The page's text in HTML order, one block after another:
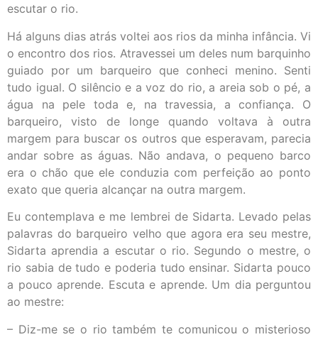
escutar o rio.
Há alguns dias atrás voltei aos rios da minha infância. Vi
o encontro dos rios. Atravessei um deles num barquinho
guiado por um barqueiro que conheci menino. Senti
tudo igual. O silêncio e a voz do rio, a areia sob o pé, a
água na pele toda e, na travessia, a confiança. O
barqueiro, visto de longe quando voltava à outra
margem para buscar os outros que esperavam, parecia
andar sobre as águas. Não andava, o pequeno barco
era o chão que ele conduzia com perfeição ao ponto
exato que queria alcançar na outra margem.
Eu contemplava e me lembrei de Sidarta. Levado pelas
palavras do barqueiro velho que agora era seu mestre,
Sidarta aprendia a escutar o rio. Segundo o mestre, o
rio sabia de tudo e poderia tudo ensinar. Sidarta pouco
a pouco aprende. Escuta e aprende. Um dia perguntou
ao mestre:
– Diz-me se o rio também te comunicou o misterioso